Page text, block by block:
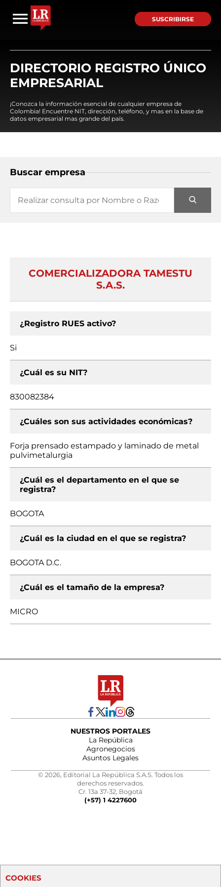
SUSCRIBIRSE
DIRECTORIO REGISTRO ÚNICO
EMPRESARIAL
¡Conozca la información esencial de cualquier empresa de
Colombia! Encuentre NIT, dirección, teléfono, y mas en la base de
datos empresarial mas grande del país.
Buscar empresa
COMERCIALIZADORA TAMESTU
S.A.S.
¿Registro RUES activo?
Si
¿Cuál es su NIT?
830082384
¿Cuáles son sus actividades económicas?
Forja prensado estampado y laminado de metal
pulvimetalurgia
¿Cuál es el departamento en el que se
registra?
BOGOTA
¿Cuál es la ciudad en el que se registra?
BOGOTA D.C.
¿Cuál es el tamaño de la empresa?
MICRO
NUESTROS PORTALES
La República
Agronegocios
Asuntos Legales
© 2026, Editorial La República S.A.S. Todos los
derechos reservados.
Cr. 13a 37-32, Bogotá
(+57) 1 4227600
COOKIES